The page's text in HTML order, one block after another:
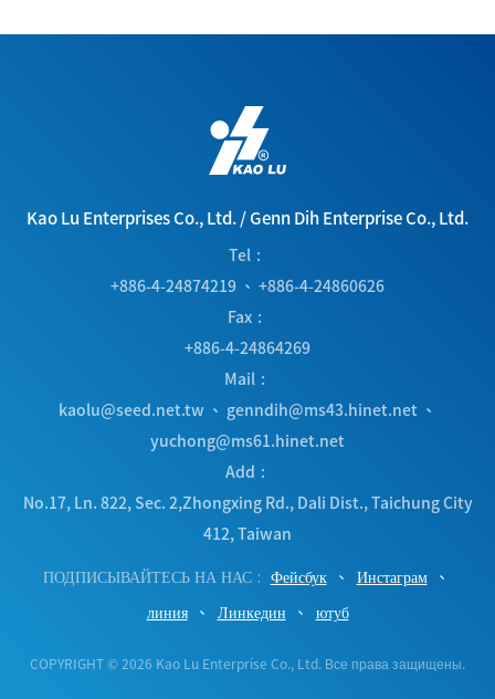
Kao Lu Enterprises Co., Ltd./Genn Dih Enterprise Co., Ltd.
Tel
+886-4-24874219 、 +886-4-24860626
Fax
+886-4-24864269
Mail
kaolu@seed.net.tw 、 genndih@ms43.hinet.net 、
yuchong@ms61.hinet.net
Add
No.17, Ln. 822, Sec. 2,Zhongxing Rd., Dali Dist.,Taichung City
412,Taiwan
ПОДПИСЫВАЙТЕСЬ НА НАС
Фейсбук
Инстаграм
линия
Линкедин ютуб
COPYRIGHT © 2026 Kao Lu Enterprise Co., Ltd. Все права защищены.